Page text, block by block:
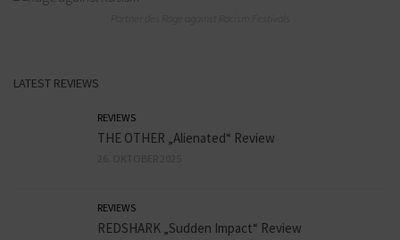
LATEST REVIEWS
REVIEWS
THE OTHER „Alienated“ Review
REVIEWS
REDSHARK „Sudden Impact“ Review